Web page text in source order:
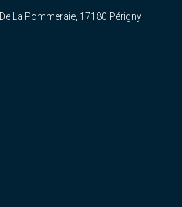
Gestion
La Pommeraie, 17180 Périgny